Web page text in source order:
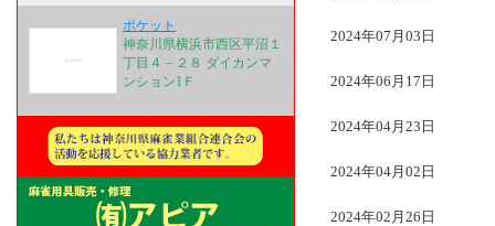
ポケット
神奈川県横浜市西区平沼１
丁目４－２８ ダイカンマ
ンション1Ｆ
2024年07月03日
2024年06月17日
2024年04月23日
2024年04月02日
2024年02月26日